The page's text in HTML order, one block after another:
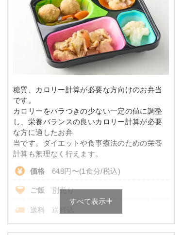
栄養素
※メニューの補足
メニュー例をもっと見る
※ その他備考
メニューは日替わりです（メニューは一例です）
脂質 4.6g
糖質 53.8g
リン 137.6mg
カリウム 271.1mg
コレステロール -
※ 一例です。メニューにより前後します
彩り旬菜プラスのメニュー例
白滝と蒲鉾の煮物
栄養素
-
糖質、カロリー計算が必要な方向けのお弁当
です。
カロリーをバラつきの少ない一定の値に調整
し、栄養バランスの良いカロリー計算が必要
な方に適したお弁
当です。ダイエットや食事療法のための栄養
計算も無理なく行えます。
価格 648円〜(1食分/税込)
ご飯 別売り
送料 送料込
すべて表示